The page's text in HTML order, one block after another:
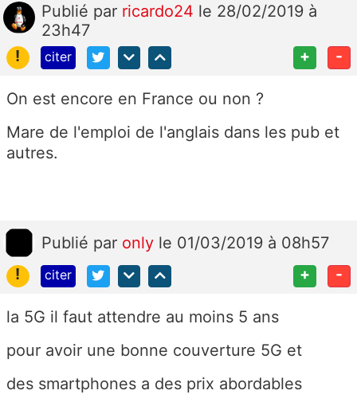
Publié par ricardo24 le 28/02/2019 à
23h47
!
citer + -
On est encore en France ou non ?
Mare de l'emploi de l'anglais dans les pub et
autres.
Publié par only le 01/03/2019 à 08h57
!
citer + -
la 5G il faut attendre au moins 5 ans
pour avoir une bonne couverture 5G et
des smartphones a des prix abordables